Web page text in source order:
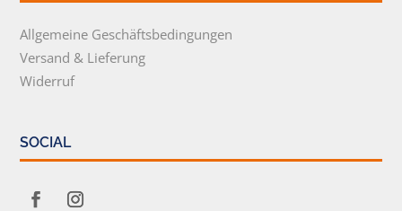
Allgemeine Geschäftsbedingungen
Versand & Lieferung
Widerruf
SOCIAL